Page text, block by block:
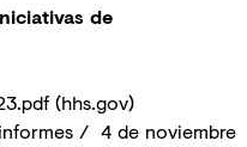
de
(hhs.gov)
/ 4 de noviembre